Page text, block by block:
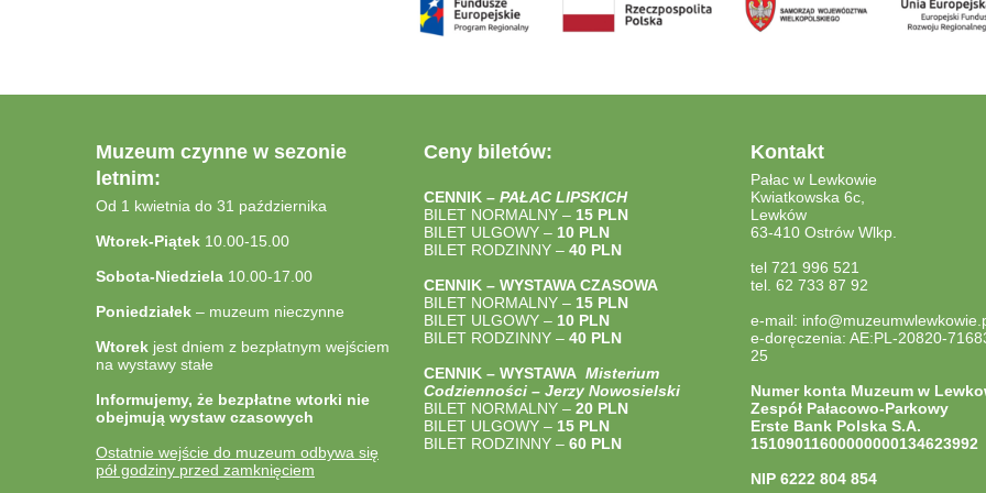
Muzeum czynne w sezonie
letnim:
Od 1 kwietnia do 31 października
Wtorek-Piątek 10.00-15.00
Sobota-Niedziela 10.00-17.00
Poniedziałek – muzeum nieczynne
Wtorek jest dniem z bezpłatnym wejściem
na wystawy stałe
Informujemy, że bezpłatne wtorki nie
obejmują wystaw czasowych
Ostatnie wejście do muzeum odbywa się
pół godziny przed zamknięciem
Ceny biletów:
CENNIK – PAŁAC LIPSKICH
BILET NORMALNY – 15 PLN
BILET ULGOWY – 10 PLN
BILET RODZINNY – 40PLN
CENNIK – WYSTAWA CZASOWA
BILET NORMALNY –15 PLN
BILET ULGOWY –10 PLN
BILET RODZINNY –40PLN
CENNIK – WYSTAWA Misterium
Codzienności – Jerzy Nowosielski
BILET NORMALNY – 20 PLN
BILET ULGOWY – 15 PLN
BILET RODZINNY – 60 PLN
Kontakt
Pałac w Lewkowie
Kwiatkowska 6c,
Lewków
63-410 Ostrów Wlkp.
tel 721 996 521
tel. 62 733 87 92
e-mail:
e-doręczenia: AE:PL-20820-
25
Numer konta Muzeum w
Zespół Pałacowo-Parkowy
Erste Bank Polska S.A.
15109011600000000134623992
NIP 6222 804 854